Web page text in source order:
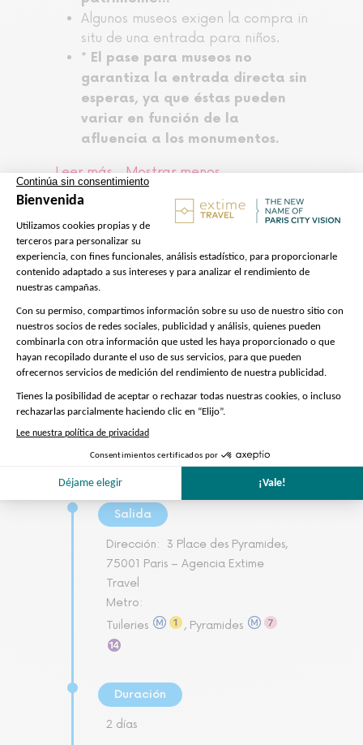
Algunos museos exigen la compra in
situ de una entrada para niños.
* El pase para museos no
garantiza la entrada directa sin
esperas, ya que éstas pueden
variar en función de la
afluencia a los monumentos.
Leer más....Mostrar menos
Preparación de la visita
Nos encargamos de todo
Salida
Dirección:
3 Place des Pyramides,
75001 Paris – Agencia Extime
Travel
Metro:
Tuileries
, Pyramides
Duración
2 días